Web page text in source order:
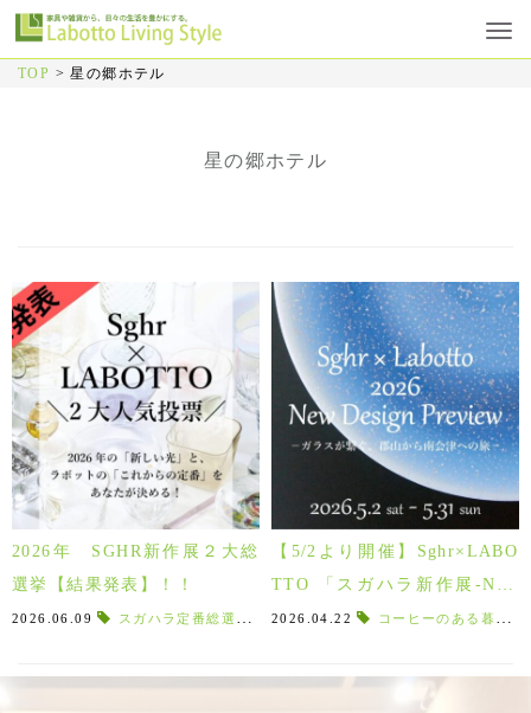
TOP >星の郷ホテル
星の郷ホテル
2026年 SGHR新作展２大総
選挙【結果発表】！！
2026.06.09 スガハラ定番総選挙 新作人気投票 , ミニヨン,ほのか,
【5/2より開催】Sghr×LABO
TTO 「スガハラ新作展-New
Design Preview 2026 -」
2026.04.22 コーヒーのある暮らし